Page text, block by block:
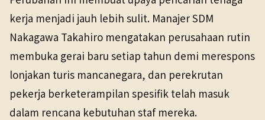
kerja menjadi jauh lebih sulit. Manajer SDM
Nakagawa Takahiro mengatakan perusahaan rutin
membuka gerai baru setiap tahun demi merespons
lonjakan turis mancanegara, dan perekrutan
pekerja berketerampilan spesifik telah masuk
dalam rencana kebutuhan staf mereka.